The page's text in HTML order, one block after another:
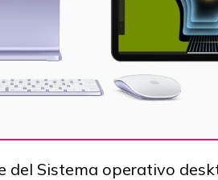
del Sistema operativo